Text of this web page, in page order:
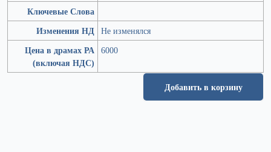
Ключевые Слова
Изменения НД Не изменялся
Цена в драмах РА
(включая НДС)
6000
Добавить в корзину